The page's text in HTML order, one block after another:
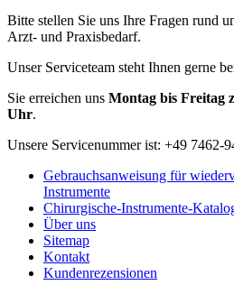
Bitte stellen Sie uns Ihre Fragen rund
Arzt- und Praxisbedarf.
Unser Serviceteam steht Ihnen gerne
Sie erreichen uns Montag bis Freitag
Uhr.
Unsere Servicenummer ist: +49 7462-
Gebrauchsanweisung für
Instrumente
Chirurgische-Instrumente-
Über uns
Sitemap
Kontakt
Kundenrezensionen